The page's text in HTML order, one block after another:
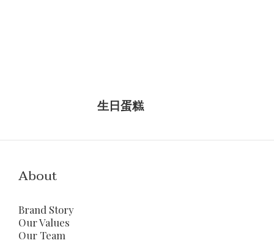
生日蛋糕
About
Brand Story
Our Values
Our Team